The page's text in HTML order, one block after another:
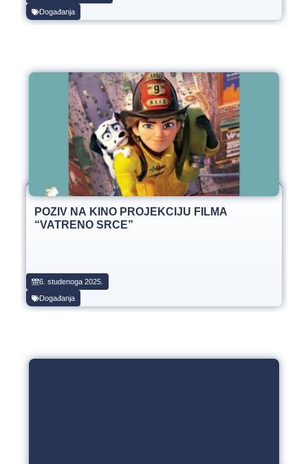
Događanja
POZIV NA KINO PROJEKCIJU FILMA
“VATRENO SRCE”
6. studenoga 2025.
Događanja